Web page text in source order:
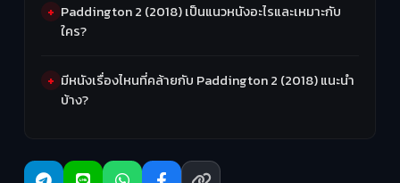
Paddington 2 (2018) เป็นแนวหนังอะไรและเหมาะกับ
ใคร?
มีหนังเรื่องไหนที่คล้ายกับ Paddington 2 (2018) แนะนำ
บ้าง?